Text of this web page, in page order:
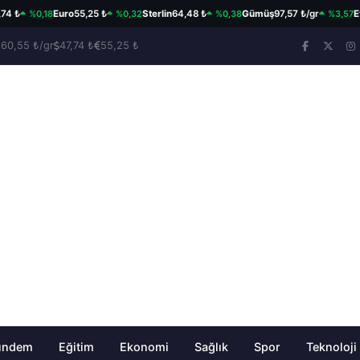
%0,18 Euro55,25 ₺ %0,32Sterlin64,48 ₺ %0,38Gümüş97,57 ₺/gr %3,57
₺/gr 47,74 ₺ 55,25 ₺
Eğitim Ekonomi Sağlık Spor Teknoloji